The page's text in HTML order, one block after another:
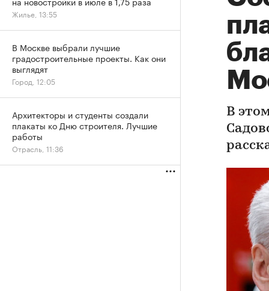
В
Жилье, 13:55
В Москве выбрали лучшие
градостроительные проекты. Как они
выглядят
Город, 12:05
Архитекторы и студенты создали
плакаты ко Дню строителя. Лучшие
работы
Отрасль, 11:36